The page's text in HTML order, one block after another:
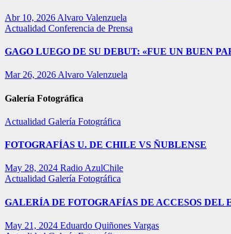
Abr 10, 2026 Alvaro Valenzuela
Actualidad Conferencia de Prensa
GAGO LUEGO DE SU DEBUT: «FUE UN BUEN
Mar 26, 2026 Alvaro Valenzuela
Galería Fotográfica
Actualidad Galería Fotográfica
FOTOGRAFÍAS U. DE CHILE VS ÑUBLENSE
May 28, 2024 Radio AzulChile
Actualidad Galería Fotográfica
GALERÍA DE FOTOGRAFÍAS DE ACCESOS
May 21, 2024 Eduardo Quiñones Vargas